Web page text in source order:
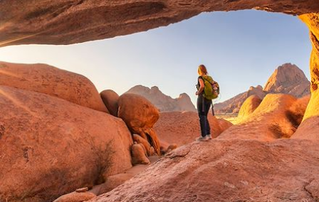
95% de satisfaction(22 avis
Imprégnez-vous du patrimoine autochtone mémorable lors
de vos voyages dans Damarland. Invitation à l’essor de l'âme
et au défi corporel, Damaraland vous appelle pour une
randonnée sans pareil.
Guide de voyage Damaraland